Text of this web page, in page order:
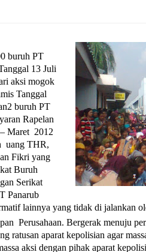
buruh PT
13 Juli
aksi mogok
Tanggal
buruh PT
Rapelan
Maret 2012
uang THR,
Fikri yang
Buruh
Serikat
Panarub
lainnya yang tidak di jalankan
Perusahaan. Bergerak menuju
ratusan aparat kepolisian agar
aksi dengan pihak aparat